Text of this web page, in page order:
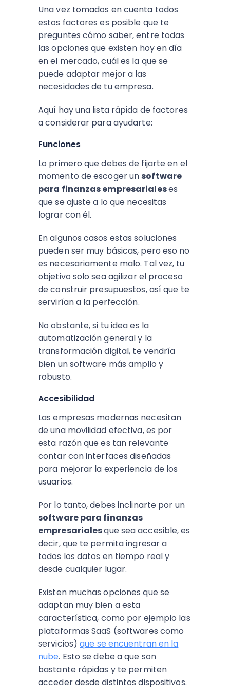
Una vez tomados en cuenta todos
estos factores es posible que te
preguntes cómo saber, entre todas
las opciones que existen hoy en día
en el mercado, cuál es la que se
puede adaptar mejor a las
necesidades de tu empresa.
Aquí hay una lista rápida de factores
a considerar para ayudarte:
Funciones
Lo primero que debes de fijarte en el
momento de escoger un software
para finanzas empresarialeses
que se ajuste a lo que necesitas
lograr con él.
En algunos casos estas soluciones
pueden ser muy básicas, pero eso no
es necesariamente malo. Tal vez, tu
objetivo solo sea agilizar el proceso
de construir presupuestos, así que te
servirían a la perfección.
No obstante, si tu idea es la
automatización general y la
transformación digital, te vendría
bien un software más amplio y
robusto.
Accesibilidad
Las empresas modernas necesitan
de una movilidad efectiva, es por
esta razón que es tan relevante
contar con interfaces diseñadas
para mejorar la experiencia de los
usuarios.
Por lo tanto, debes inclinarte por un
software para finanzas
empresarialesque sea accesible, es
decir, que te permita ingresar a
todos los datos en tiempo real y
desde cualquier lugar.
Existen muchas opciones que se
adaptan muy bien a esta
característica, como por ejemplo las
plataformas SaaS (softwares como
servicios)que se encuentran en la
nube. Esto se debe a que son
bastante rápidas y te permiten
acceder desde distintos dispositivos.